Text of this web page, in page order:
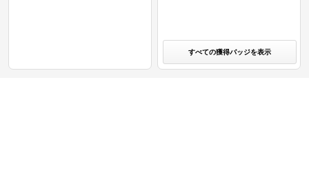
すべての獲得バッジを表示